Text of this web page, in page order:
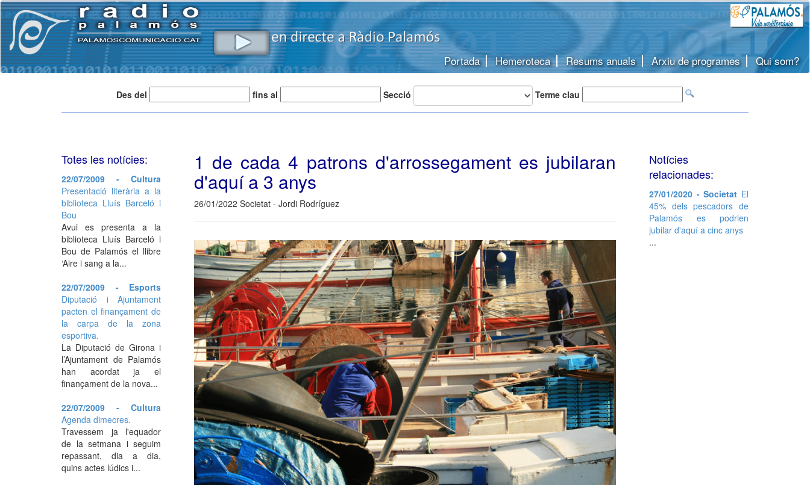
Portada Hemeroteca Resums anuals Arxiu de programes Qui som?
Des del fins al Secció Terme clau
1 de cada 4 patrons d'arrossegament es jubilaran
d'aquí a 3 anys
26/01/2022 Societat - Jordi Rodríguez
Totes les notícies:
22/07/2009 - Cultura
Presentació literària a la
biblioteca Lluís Barceló i
Bou
Avui es presenta a la
biblioteca Lluís Barceló i
Bou de Palamós el llibre
‘Aire i sang a la...
22/07/2009 - Esports
Diputació i Ajuntament
pacten el finançament de
la carpa de la zona
esportiva.
La Diputació de Girona i
l’Ajuntament de Palamós
han acordat ja el
finançament de la nova...
22/07/2009 - Cultura
Agenda dimecres.
Travessem ja l'equador
de la setmana i seguim
repassant, dia a dia,
quins actes lúdics i...
Notícies
relacionades:
27/01/2020 - Societat El
45% dels pescadors de
Palamós es podrien
jubilar d'aquí a cinc anys
...